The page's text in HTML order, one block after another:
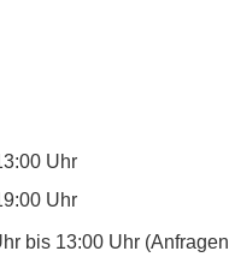
Uhr
Uhr
bis 13:00 Uhr (Anfragen